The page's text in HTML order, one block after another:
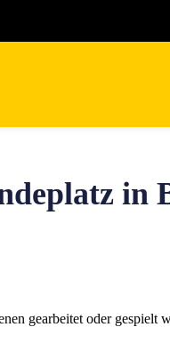
in
gearbeitet oder